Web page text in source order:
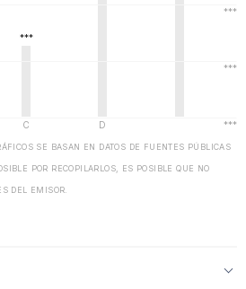
SE BASAN EN DATOS DE FUENTES PÚBLICAS
POR RECOPILARLOS, ES POSIBLE QUE NO
DEL EMISOR.